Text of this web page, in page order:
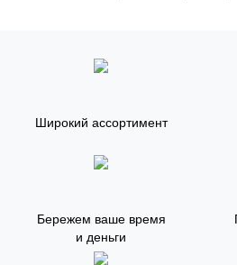
Широкий ассортимент
Бережем ваше время
и деньги